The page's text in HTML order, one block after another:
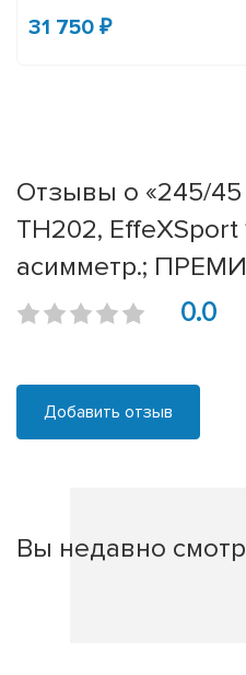
31 750 ₽
Отзывы о «245/45
TH202, EffeXSport
асимметр.;
0.0
Добавить отзыв
Вы недавно